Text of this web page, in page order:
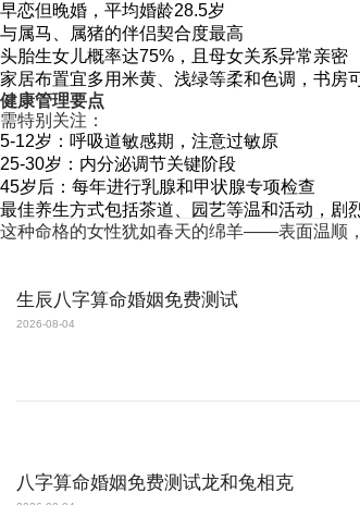
早恋但晚婚，平均婚龄28.5岁
与属马、属猪的伴侣契合度最高
头胎生女儿概率达75%，且母女关系异常亲密
家居布置宜多用米黄、浅绿等柔和色调，书房
健康管理要点
需特别关注：
5-12岁：呼吸道敏感期，注意过敏原
25-30岁：内分泌调节关键阶段
45岁后：每年进行乳腺和甲状腺专项检查
最佳养生方式包括茶道、园艺等温和活动，剧
这种命格的女性犹如春天的绵羊——表面温顺
生辰八字算命婚姻免费测试
2026-08-04
八字算命婚姻免费测试龙和兔相克